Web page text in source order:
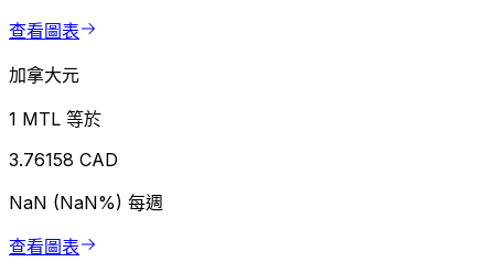
查看圖表
加拿大元
1 MTL 等於
3.76158 CAD
NaN (NaN%) 每週
查看圖表